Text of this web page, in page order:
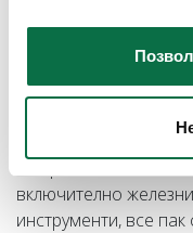
вид по време на полет.
Работни
включително
инструменти, все